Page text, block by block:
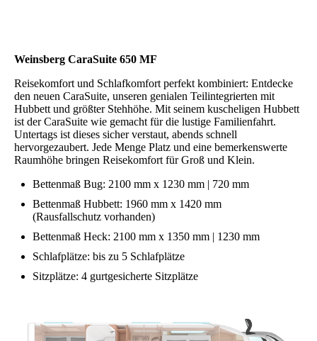
Weinsberg CaraSuite 650 MF
Reisekomfort und Schlafkomfort perfekt kombiniert: Entdecke
den neuen CaraSuite, unseren genialen Teilintegrierten mit
Hubbett und größter Stehhöhe. Mit seinem kuscheligen Hubbett
ist der CaraSuite wie gemacht für die lustige Familienfahrt.
Untertags ist dieses sicher verstaut, abends schnell
hervorgezaubert. Jede Menge Platz und eine bemerkenswerte
Raumhöhe bringen Reisekomfort für Groß und Klein.
Bettenmaß Bug: 2100 mm x 1230 mm | 720 mm
Bettenmaß Hubbett: 1960 mm x 1420 mm
(Rausfallschutz vorhanden)
Bettenmaß Heck: 2100 mm x 1350 mm | 1230 mm
Schlafplätze: bis zu 5 Schlafplätze
Sitzplätze: 4 gurtgesicherte Sitzplätze